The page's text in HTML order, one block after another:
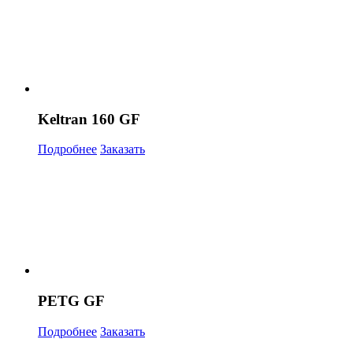
Keltran 160 GF
Подробнее Заказать
PETG GF
Подробнее Заказать